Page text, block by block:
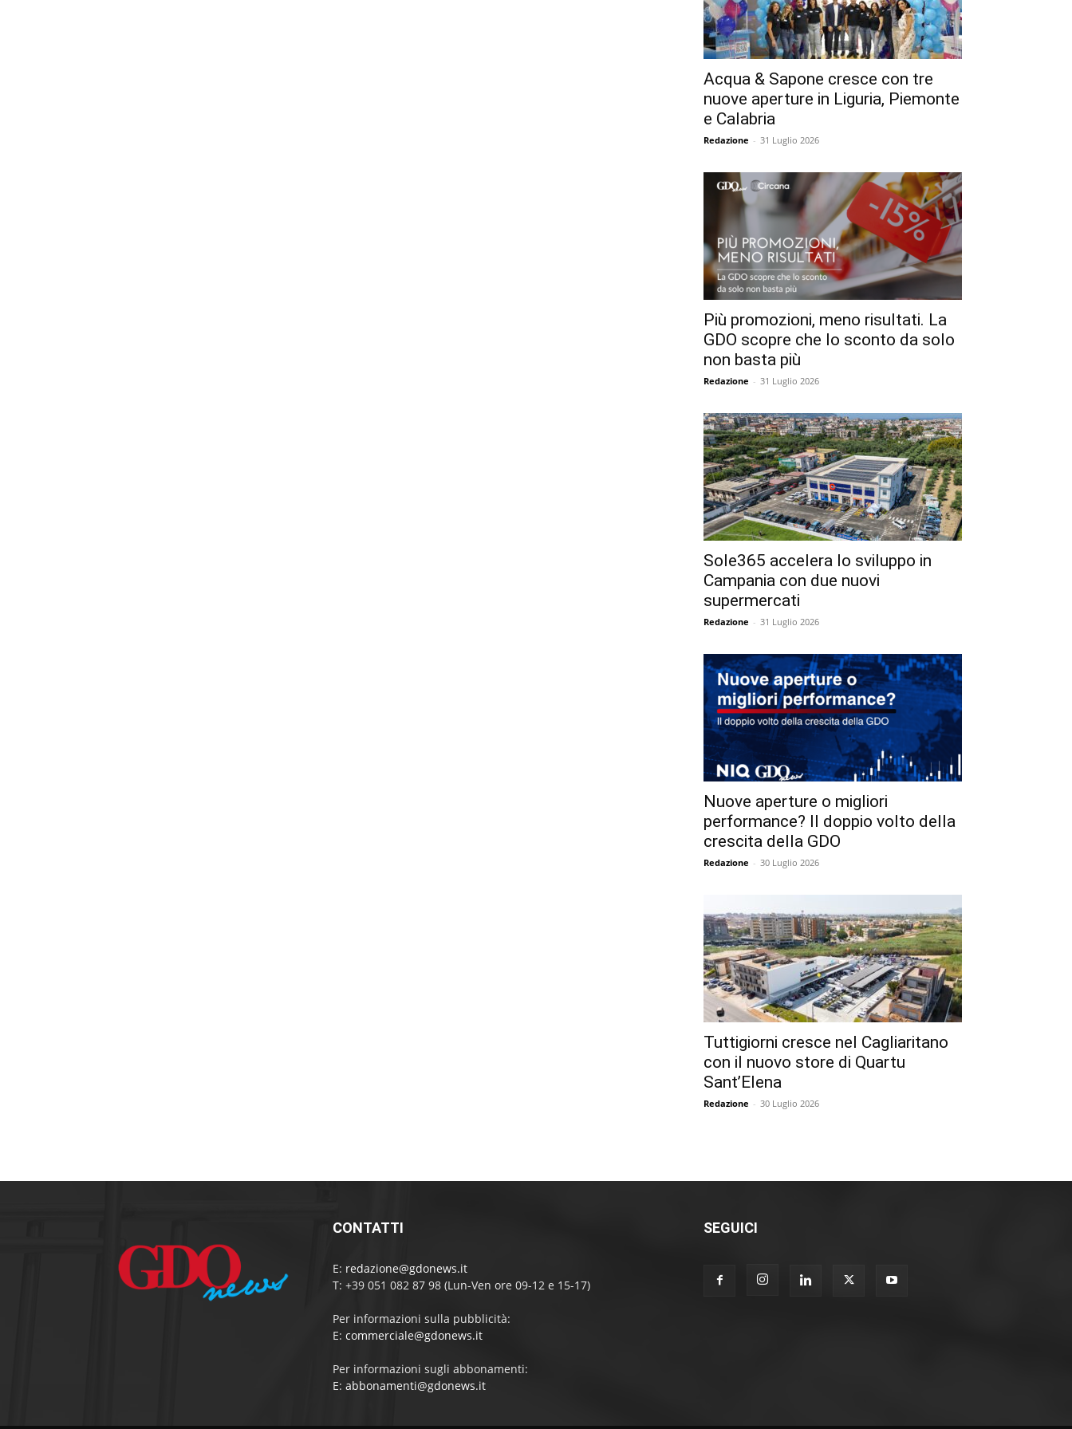
Acqua & Sapone cresce con tre
nuove aperture in Liguria, Piemonte
e Calabria
Redazione - 31 Luglio 2026
Più promozioni, meno risultati. La
GDO scopre che lo sconto da solo
non basta più
Redazione - 31 Luglio 2026
Sole365 accelera lo sviluppo in
Campania con due nuovi
supermercati
Redazione - 31 Luglio 2026
Nuove aperture o migliori
performance? Il doppio volto della
crescita della GDO
Redazione - 30 Luglio 2026
Tuttigiorni cresce nel Cagliaritano
con il nuovo store di Quartu
Sant’Elena
Redazione - 30 Luglio 2026
CONTATTI
E: redazione@gdonews.it
T: +39 051 082 87 98 (Lun-Ven ore 09-12 e 15-17)
Per informazioni sulla pubblicità:
E: commerciale@gdonews.it
Per informazioni sugli abbonamenti:
E: abbonamenti@gdonews.it
SEGUICI